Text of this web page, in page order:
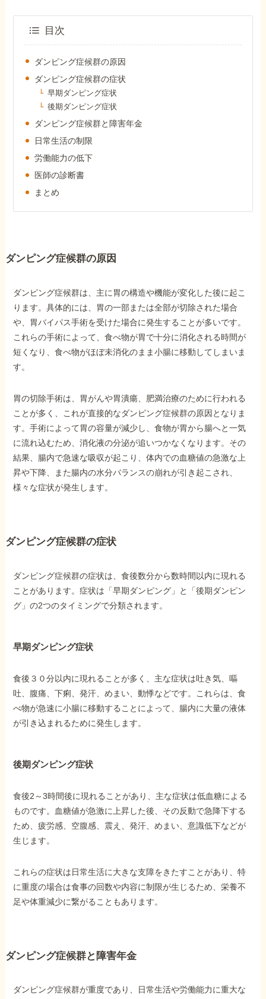
Q&A・相談事例
障害年金コラム
事務所について
お客様からの感謝のお手紙
で受給相談をする
依頼するメリット
お電話でのお問い合わせ
089-907-3797
受付時間：平日9:00~18:00
目次
ダンピング症候群の原因
ダンピング症候群の症状
早期ダンピング症状
後期ダンピング症状
ダンピング症候群と障害年金
日常生活の制限
労働能力の低下
医師の診断書
まとめ
ダンピング症候群の原因
ダンピング症候群は、主に胃の構造や機能が変化した後に起こ
ります。具体的には、胃の一部または全部が切除された場合
や、胃バイパス手術を受けた場合に発生することが多いです。
これらの手術によって、食べ物が胃で十分に消化される時間が
短くなり、食べ物がほぼ未消化のまま小腸に移動してしまいま
す。
胃の切除手術は、胃がんや胃潰瘍、肥満治療のために行われる
ことが多く、これが直接的なダンピング症候群の原因となりま
す。手術によって胃の容量が減少し、食物が胃から腸へと一気
に流れ込むため、消化液の分泌が追いつかなくなります。その
結果、腸内で急速な吸収が起こり、体内での血糖値の急激な上
昇や下降、また腸内の水分バランスの崩れが引き起こされ、
様々な症状が発生します。
ダンピング症候群の症状
ダンピング症候群の症状は、食後数分から数時間以内に現れる
ことがあります。症状は「早期ダンピング」と「後期ダンピン
グ」の2つのタイミングで分類されます。
早期ダンピング症状
食後３０分以内に現れることが多く、主な症状は吐き気、嘔
吐、腹痛、下痢、発汗、めまい、動悸などです。これらは、食
べ物が急速に小腸に移動することによって、腸内に大量の液体
が引き込まれるために発生します。
後期ダンピング症状
食後2～3時間後に現れることがあり、主な症状は低血糖による
ものです。血糖値が急激に上昇した後、その反動で急降下する
ため、疲労感、空腹感、震え、発汗、めまい、意識低下などが
生じます。
これらの症状は日常生活に大きな支障をきたすことがあり、特
に重度の場合は食事の回数や内容に制限が生じるため、栄養不
足や体重減少に繋がることもあります。
ダンピング症候群と障害年金
ダンピング症候群が重度であり、日常生活や労働能力に重大な